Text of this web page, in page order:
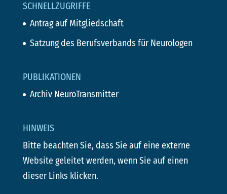
SCHNELLZUGRIFFE
Antrag auf Mitgliedschaft
Satzung des Berufsverbands für Neurologen
PUBLIKATIONEN
Archiv NeuroTransmitter
HINWEIS
Bitte beachten Sie, dass Sie auf eine externe
Website geleitet werden, wenn Sie auf einen
dieser Links klicken.